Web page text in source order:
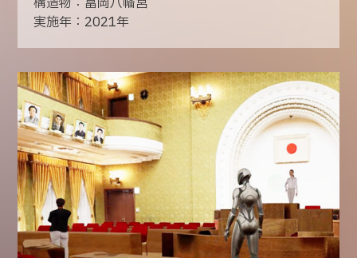
実施年：2021年